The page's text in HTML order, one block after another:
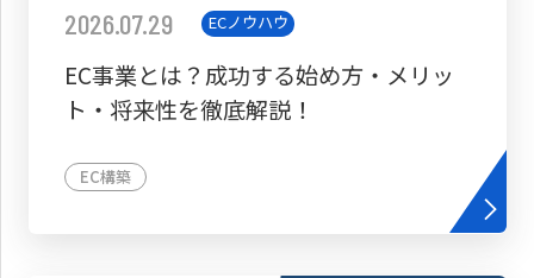
2026.07.29 ECノウハウ
EC事業とは？成功する始め方・メリッ
ト・将来性を徹底解説！
EC構築